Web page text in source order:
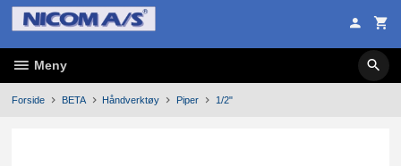
Gå
innholdet
Meny
Forside BETA Håndverktøy Piper 1/2"